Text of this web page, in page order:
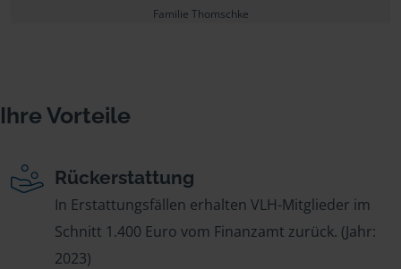
Familie Thomschke
Ihre Vorteile
Rückerstattung
In Erstattungsfällen erhalten VLH-Mitglieder im
Schnitt 1.400 Euro vom Finanzamt zurück. (Jahr:
2023)